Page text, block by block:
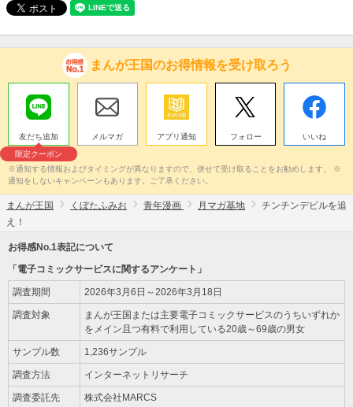
まんが王国のお得情報を受け取ろう
友だち追加
限定クーポン
メルマガ アプリ通知 フォロー いいね
※通知する情報およびタイミングが異なりますので、併せて受け取ることをお勧めします。 ※
通知をしないキャンペーンもあります。ご了承ください。
まんが王国 くぼたふみお 青年漫画 月マガ基地
チンチンデビルを追
え！
お得感No.1表記について
「電子コミックサービスに関するアンケート」
調査期間 2026年3月6日～2026年3月18日
調査対象
まんが王国または主要電子コミックサービスのうちいずれか
をメイン且つ有料で利用している20歳～69歳の男女
サンプル数 1,236サンプル
調査方法 インターネットリサーチ
調査委託先 株式会社MARCS